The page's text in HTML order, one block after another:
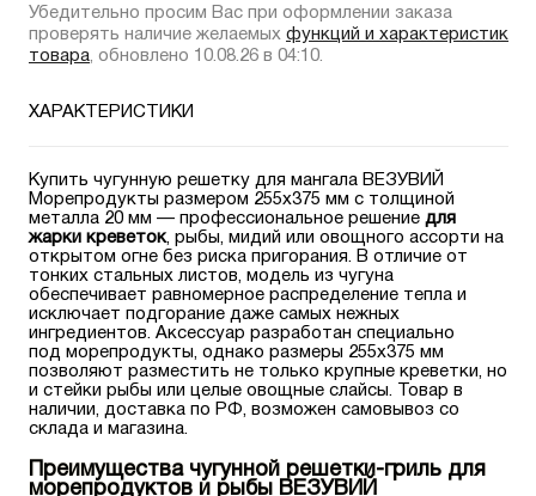
Убедительно просим Вас при оформлении заказа
проверять наличие желаемых функций и характеристик
товара, обновлено 10.08.26 в 04:10.
ХАРАКТЕРИСТИКИ
Купить чугунную решетку для мангала ВЕЗУВИЙ
Морепродукты размером 255х375 мм с толщиной
металла 20 мм — профессиональное решение для
жарки креветок, рыбы, мидий или овощного ассорти на
открытом огне без риска пригорания. В отличие от
тонких стальных листов, модель из чугуна
обеспечивает равномерное распределение тепла и
исключает подгорание даже самых нежных
ингредиентов. Аксессуар разработан специально
под морепродукты, однако размеры 255х375 мм
позволяют разместить не только крупные креветки, но
и стейки рыбы или целые овощные слайсы. Товар в
наличии, доставка по РФ, возможен самовывоз со
склада и магазина.
Преимущества чугунной решетки-гриль для
морепродуктов и рыбы ВЕЗУВИЙ